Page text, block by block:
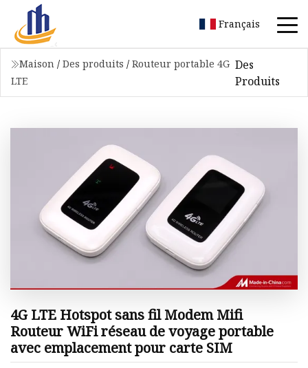
Français
Maison / Des produits / Routeur portable 4G
LTE
Des
Produits
4G LTE Hotspot sans fil Modem Mifi
Routeur WiFi réseau de voyage portable
avec emplacement pour carte SIM